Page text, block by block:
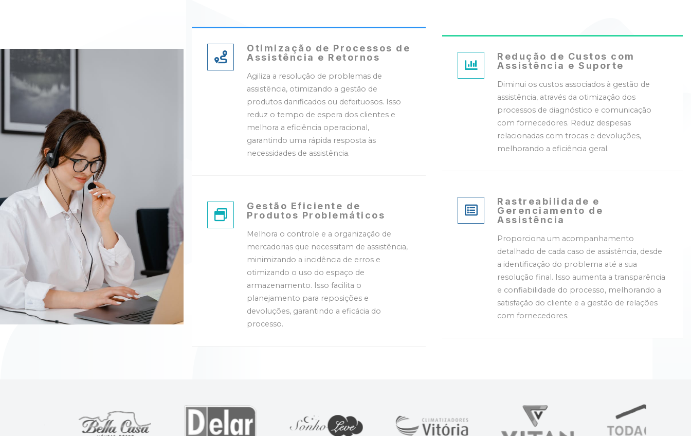
Otimização de Processos de
Assistência e Retornos
Agiliza a resolução de problemas de
assistência, otimizando a gestão de
produtos danificados ou defeituosos. Isso
reduz o tempo de espera dos clientes e
melhora a eficiência operacional,
garantindo uma rápida resposta às
necessidades de assistência.
Gestão Eficiente de
Produtos Problemáticos
Melhora o controle e a organização de
mercadorias que necessitam de assistência,
minimizando a incidência de erros e
otimizando o uso do espaço de
armazenamento. Isso facilita o
planejamento para reposições e
devoluções, garantindo a eficácia do
processo.
Redução de Custos com
Assistência e Suporte
Diminui os custos associados à gestão de
assistência, através da otimização dos
processos de diagnóstico e comunicação
com fornecedores. Reduz despesas
relacionadas com trocas e devoluções,
melhorando a eficiência geral.
Rastreabilidade e
Gerenciamento de
Assistência
Proporciona um acompanhamento
detalhado de cada caso de assistência, desde
a identificação do problema até a sua
resolução final. Isso aumenta a transparência
e confiabilidade do processo, melhorando a
satisfação do cliente e a gestão de relações
com fornecedores.